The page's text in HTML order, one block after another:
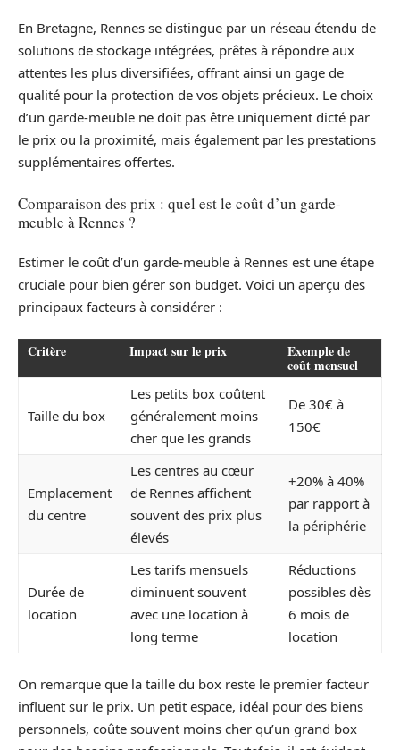
En Bretagne, Rennes se distingue par un réseau étendu de
solutions de stockage intégrées, prêtes à répondre aux
attentes les plus diversifiées, offrant ainsi un gage de
qualité pour la protection de vos objets précieux. Le choix
d’un garde-meuble ne doit pas être uniquement dicté par
le prix ou la proximité, mais également par les prestations
supplémentaires offertes.
Comparaison des prix : quel est le coût d’un garde-
meuble à Rennes ?
Estimer le coût d’un garde-meuble à Rennes est une étape
cruciale pour bien gérer son budget. Voici un aperçu des
principaux facteurs à considérer :
Critère Impact sur le prix Exemple de
coût mensuel
Taille du box
Les petits box coûtent
généralement moins
cher que les grands
De 30€ à
150€
Emplacement
du centre
Les centres au cœur
de Rennes affichent
souvent des prix plus
élevés
+20% à 40%
par rapport à
la périphérie
Durée de
location
Les tarifs mensuels
diminuent souvent
avec une location à
long terme
Réductions
possibles dès
6 mois de
location
On remarque que la taille du box reste le premier facteur
influent sur le prix. Un petit espace, idéal pour des biens
personnels, coûte souvent moins cher qu’un grand box